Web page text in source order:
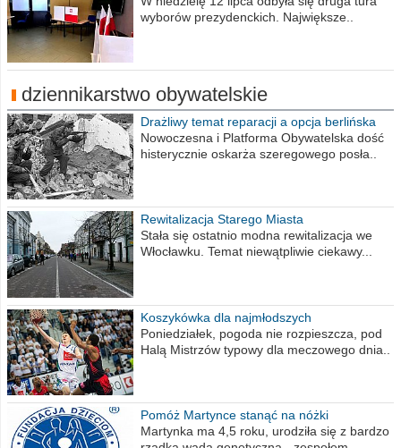
wyborów prezydenckich. Największe..
dziennikarstwo obywatelskie
Drażliwy temat reparacji a opcja berlińska
Nowoczesna i Platforma Obywatelska dość
histerycznie oskarża szeregowego posła..
Rewitalizacja Starego Miasta
Stała się ostatnio modna rewitalizacja we
Włocławku. Temat niewątpliwie ciekawy...
Koszykówka dla najmłodszych
Poniedziałek, pogoda nie rozpieszcza, pod
Halą Mistrzów typowy dla meczowego dnia..
Pomóż Martynce stanąć na nóżki
Martynka ma 4,5 roku, urodziła się z bardzo